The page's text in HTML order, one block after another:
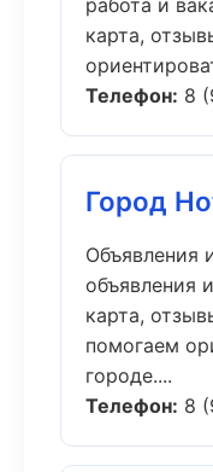
работа и
карта,
Телефон: 8
Город
Объявления
объявления
карта,
помогаем
городе....
Телефон: 8